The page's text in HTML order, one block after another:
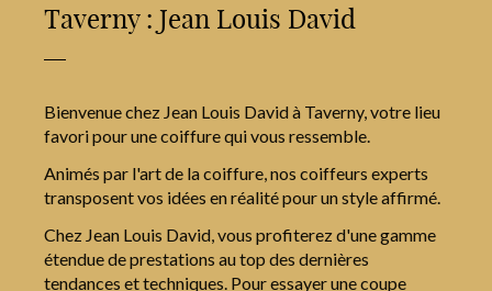
Taverny : Jean Louis David
Bienvenue chez Jean Louis David à Taverny, votre lieu
favori pour une coiffure qui vous ressemble.
Animés par l'art de la coiffure, nos coiffeurs experts
transposent vos idées en réalité pour un style affirmé.
Chez Jean Louis David, vous profiterez d'une gamme
étendue de prestations au top des dernières
tendances et techniques. Pour essayer une coupe